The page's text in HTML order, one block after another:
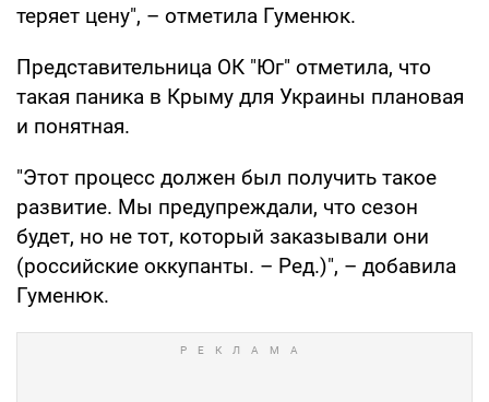
теряет цену", – отметила Гуменюк.
Представительница ОК "Юг" отметила, что
такая паника в Крыму для Украины плановая
и понятная.
"Этот процесс должен был получить такое
развитие. Мы предупреждали, что сезон
будет, но не тот, который заказывали они
(российские оккупанты. – Ред.)", – добавила
Гуменюк.